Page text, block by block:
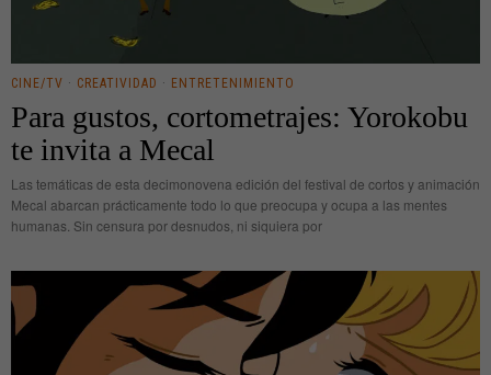
CINE/TV · CREATIVIDAD · ENTRETENIMIENTO
Para gustos, cortometrajes: Yorokobu
te invita a Mecal
Las temáticas de esta decimonovena edición del festival de cortos y animación
Mecal abarcan prácticamente todo lo que preocupa y ocupa a las mentes
humanas. Sin censura por desnudos, ni siquiera por